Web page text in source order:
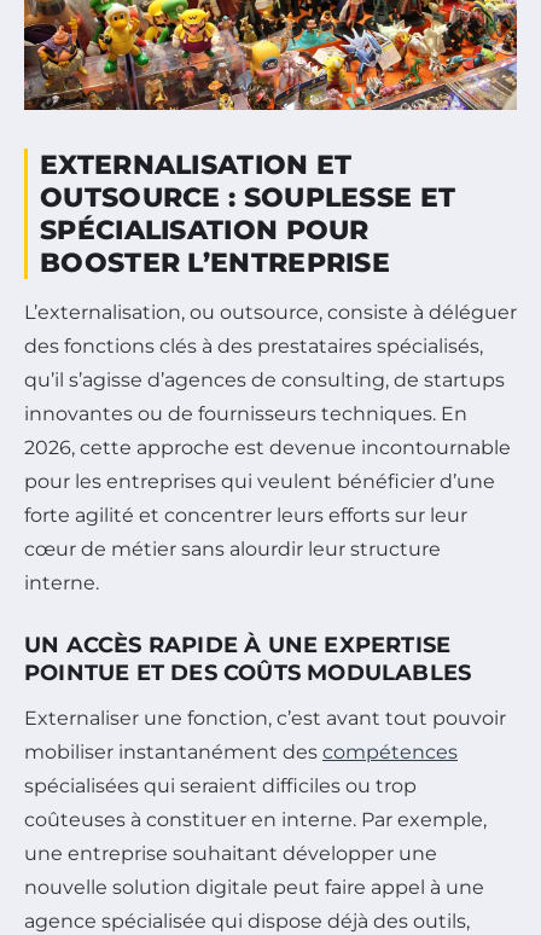
EXTERNALISATION ET
OUTSOURCE : SOUPLESSE ET
SPÉCIALISATION POUR
BOOSTER L’ENTREPRISE
L’externalisation, ou outsource, consiste à déléguer
des fonctions clés à des prestataires spécialisés,
qu’il s’agisse d’agences de consulting, de startups
innovantes ou de fournisseurs techniques. En
2026, cette approche est devenue incontournable
pour les entreprises qui veulent bénéficier d’une
forte agilité et concentrer leurs efforts sur leur
cœur de métier sans alourdir leur structure
interne.
UN ACCÈS RAPIDE À UNE EXPERTISE
POINTUE ET DES COÛTS MODULABLES
Externaliser une fonction, c’est avant tout pouvoir
mobiliser instantanément des compétences
spécialisées qui seraient difficiles ou trop
coûteuses à constituer en interne. Par exemple,
une entreprise souhaitant développer une
nouvelle solution digitale peut faire appel à une
agence spécialisée qui dispose déjà des outils,